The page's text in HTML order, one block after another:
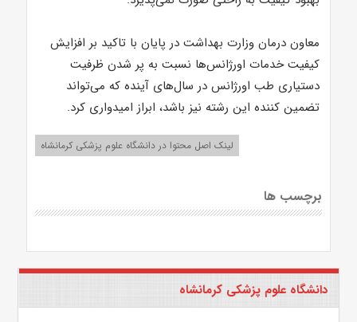
معاون درمان وزارت بهداشت در پایان با تاکید بر افزایش
کیفیت خدمات اورژانس‌ها نسبت به پر شدن ظرفیت‌
دستیاری طب اورژانس در سال‌های آینده که می‌تواند
تضمین کننده این رشته نیز باشد، ابراز امیدواری کرد.
لینک اصل محتوا در دانشگاه علوم پزشکی کرمانشاه
برچسب ها
دانشگاه علوم پزشکی کرمانشاه